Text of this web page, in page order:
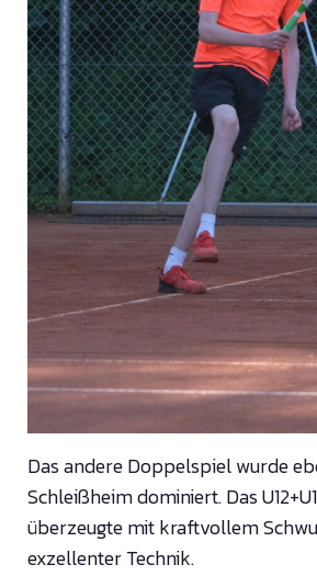
Das andere Doppelspiel wurde
Schleißheim dominiert. Das
überzeugte mit kraftvollem
exzellenter Technik.